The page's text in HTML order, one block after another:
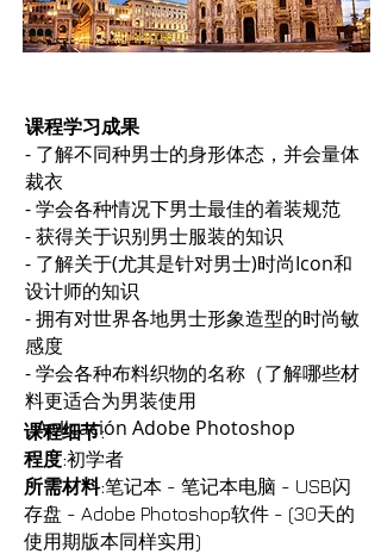
课程学习成果
- 了解不同种男士的身形体态，并会量体
裁衣
- 学会各种情况下男士最佳的着装规范
- 获得关于识别男士服装的知识
- 了解关于(尤其是针对男士)时尚Icon和
设计师的知识
- 拥有对世界各地男士形象造型的时尚敏
感度
- 学会各种布料织物的名称（了解哪些材
料更适合为男装使用
- Aplicación Adobe Photoshop
课程细节:
程度:初学者
所需材料:笔记本 - 笔记本电脑 - USB闪
存盘 - Adobe Photoshop软件 - (30天的
使用期版本同样实用)